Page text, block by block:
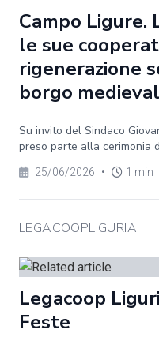
Campo Ligure.
le sue
rigenerazione
borgo
Su invito del Sindaco
preso parte alla cerimonia
25/06/2026 • 1 min
LEGACOOPLIGURIA
Legacoop
Feste